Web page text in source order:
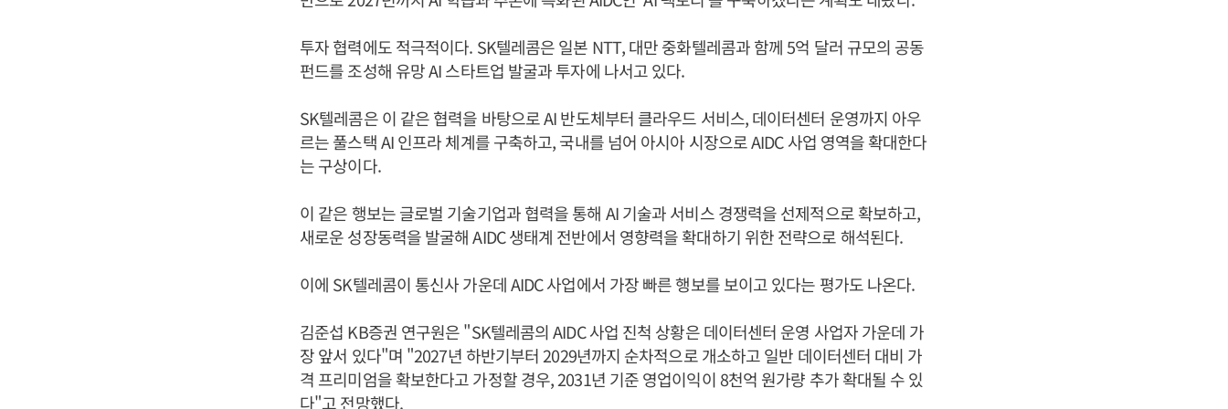
투자 협력에도 적극적이다. SK텔레콤은 일본 NTT, 대만 중화텔레콤과 함께 5억 달러 규모의 공동
펀드를 조성해 유망 AI 스타트업 발굴과 투자에 나서고 있다.
SK텔레콤은 이 같은 협력을 바탕으로 AI 반도체부터 클라우드 서비스, 데이터센터 운영까지 아우
르는 풀스택 AI 인프라 체계를 구축하고, 국내를 넘어 아시아 시장으로 AIDC 사업 영역을 확대한다
는 구상이다.
이 같은 행보는 글로벌 기술기업과 협력을 통해 AI 기술과 서비스 경쟁력을 선제적으로 확보하고,
새로운 성장동력을 발굴해 AIDC 생태계 전반에서 영향력을 확대하기 위한 전략으로 해석된다.
이에 SK텔레콤이 통신사 가운데 AIDC 사업에서 가장 빠른 행보를 보이고 있다는 평가도 나온다.
김준섭 KB증권 연구원은 "SK텔레콤의 AIDC 사업 진척 상황은 데이터센터 운영 사업자 가운데 가
장 앞서 있다"며 "2027년 하반기부터 2029년까지 순차적으로 개소하고 일반 데이터센터 대비 가
격 프리미엄을 확보한다고 가정할 경우, 2031년 기준 영업이익이 8천억 원가량 추가 확대될 수 있
다"고 전망했다.